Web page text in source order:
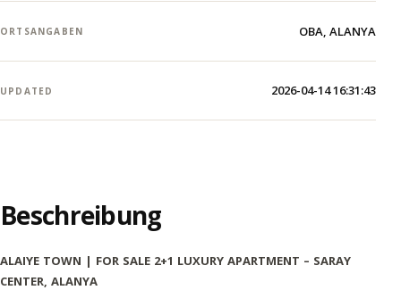
ORTSANGABEN OBA, ALANYA
UPDATED 2026-04-14 16:31:43
Beschreibung
ALAIYE TOWN | FOR SALE 2+1 LUXURY APARTMENT – SARAY
CENTER, ALANYA